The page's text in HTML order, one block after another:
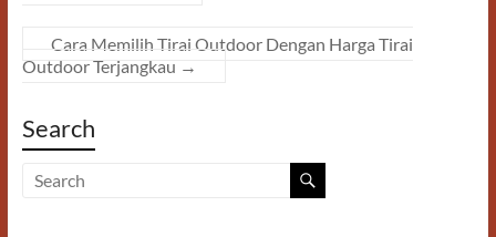
Cara Memilih Tirai Outdoor Dengan Harga Tirai
Outdoor Terjangkau →
Search